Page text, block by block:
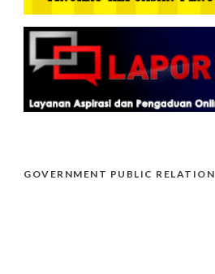
GOVERNMENT PUBLIC RELATION